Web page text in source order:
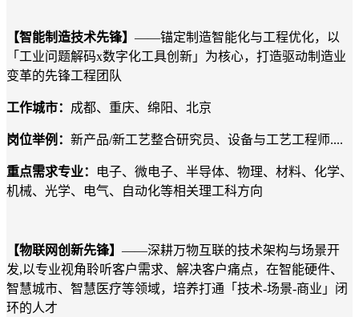
【智能制造技术先锋】 ——锚定制造智能化与工程优化，以
「工业问题解码x数字化工具创新」为核心，打造驱动制造业
变革的先锋工程团队
工作城市： 成都、重庆、绵阳、北京
岗位举例： 新产品/新工艺整合研究员、设备与工艺工程师....
重点需求专业：
电子、微电子、半导体、物理、材料、化学、
机械、光学、电气、自动化等相关理工科方向
【物联网创新先锋】 ——深耕万物互联的技术架构与场景开
发,以专业视角聆听客户需求、解决客户痛点，在智能硬件、
智慧城市、智慧医疗等领域，培养打通「技术-场景-商业」闭
环的人才